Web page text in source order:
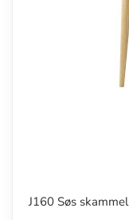
J160 Søs skammel